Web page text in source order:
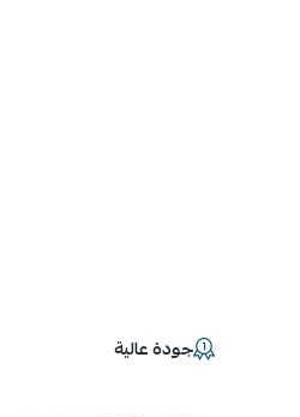
جودة عالية